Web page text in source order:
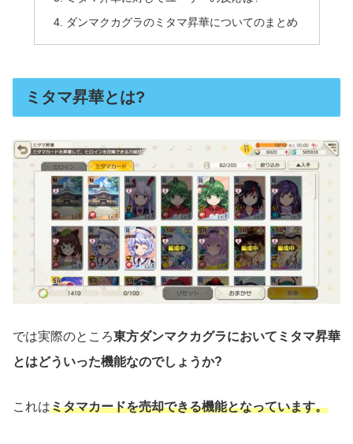
ダンマクカグラのミタマ昇華についてのまとめ
ミタマ昇華とは?
では実際のところ東方ダンマクカグラにおいてミタマ昇華
とはどういった機能なのでしょうか?
これはミタマカードを売却できる機能となっています。